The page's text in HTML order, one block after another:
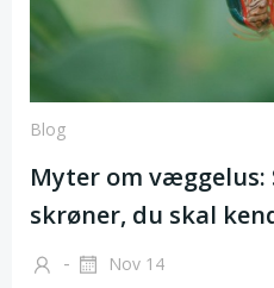
Blog
Myter om væggelus:
skrøner, du skal
- Nov 14